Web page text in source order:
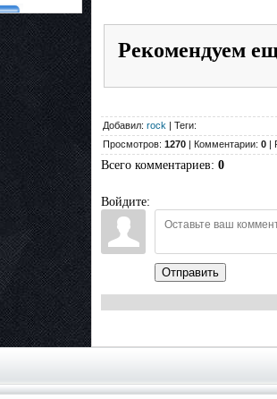
Рекомендуем
Добавил: rock | Теги:
Просмотров: 1270 | Комментарии: 0 |
Всего комментариев: 0
Войдите:
Отправить